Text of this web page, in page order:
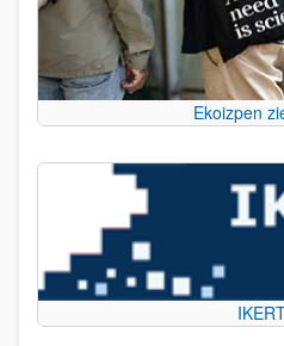
Ekoizpen